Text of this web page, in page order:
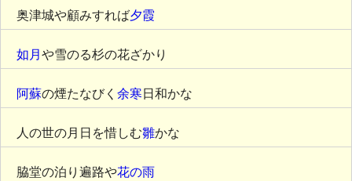
奥津城や顧みすれば夕霞
如月 や雪のる杉の花ざかり
阿蘇の煙たなびく 余寒 日和かな
人の世の月日を惜しむ雛かな
脇堂の泊り遍路や花の雨